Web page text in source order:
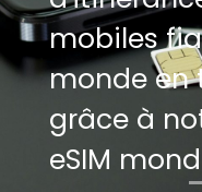
mobiles
monde en
grâce à
eSIM
mobiles
monde en
grâce à
eSIM